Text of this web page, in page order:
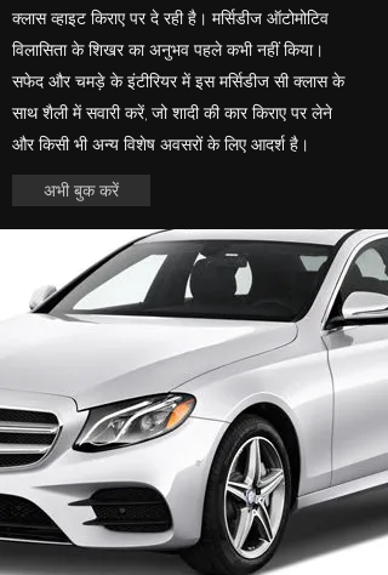
क्लास व्हाइट किराए पर दे रही है। मर्सिडीज ऑटोमोटिव
विलासिता के शिखर का अनुभव पहले कभी नहीं किया।
सफेद और चमड़े के इंटीरियर में इस मर्सिडीज सी क्लास के
साथ शैली में सवारी करें, जो शादी की कार किराए पर लेने
और किसी भी अन्य विशेष अवसरों के लिए आदर्श है।
अभी बुक करें